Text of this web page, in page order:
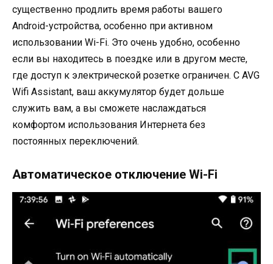
существенно продлить время работы вашего
Android-устройства, особенно при активном
использовании Wi-Fi. Это очень удобно, особенно
если вы находитесь в поездке или в другом месте,
где доступ к электрической розетке ограничен. С AVG
Wifi Assistant, ваш аккумулятор будет дольше
служить вам, а вы сможете наслаждаться
комфортом использования Интернета без
постоянных переключений.
Автоматическое отключение Wi-Fi